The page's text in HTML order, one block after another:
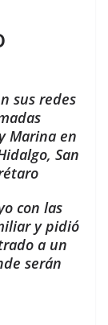
sus redes
Marina en
San
con las
y pidió
a un
serán